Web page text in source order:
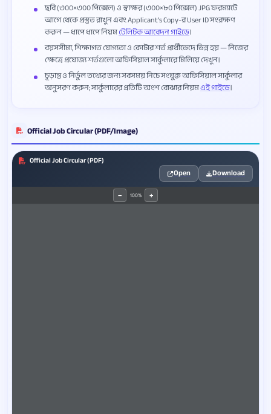
ছবি (৩০০×৩০০ পিক্সেল) ও স্বাক্ষর (৩০০×৮০ পিক্সেল) JPG ফরম্যাটে
আগে থেকে প্রস্তুত রাখুন এবং Applicant’s Copy-র User ID সংরক্ষণ
করুন — ধাপে ধাপে নিয়মটেলিটক আবেদন গাইডে।
বয়সসীমা, শিক্ষাগত যোগ্যতা ও কোটার শর্ত প্রার্থীভেদে ভিন্ন হয় — নিজের
ক্ষেত্রে প্রযোজ্য শর্তগুলো অফিসিয়াল সার্কুলারে মিলিয়ে দেখুন।
চূড়ান্ত ও নির্ভুল তথ্যের জন্য সবসময় নিচে সংযুক্ত অফিসিয়াল সার্কুলার
অনুসরণ করুন; সার্কুলারের প্রতিটি অংশ বোঝার নিয়মএই গাইডে।
Official Job Circular (PDF/Image)
Official Job Circular (PDF)
Open Download
− 100% +